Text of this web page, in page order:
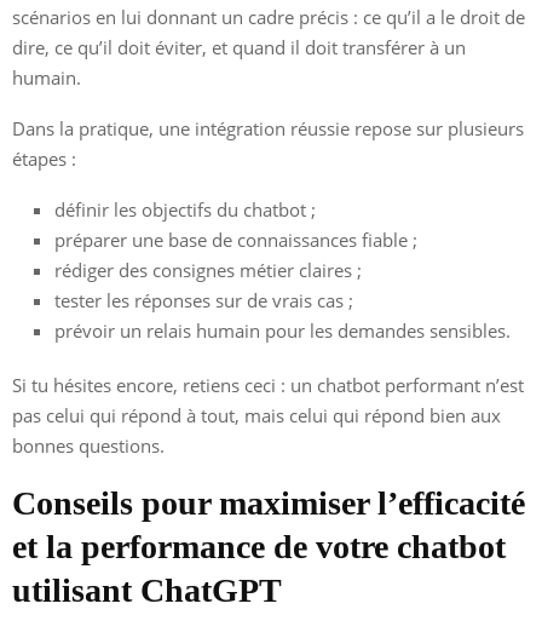
scénarios en lui donnant un cadre précis : ce qu’il a le droit de
dire, ce qu’il doit éviter, et quand il doit transférer à un
humain.
Dans la pratique, une intégration réussie repose sur plusieurs
étapes :
définir les objectifs du chatbot ;
préparer une base de connaissances fiable ;
rédiger des consignes métier claires ;
tester les réponses sur de vrais cas ;
prévoir un relais humain pour les demandes sensibles.
Si tu hésites encore, retiens ceci : un chatbot performant n’est
pas celui qui répond à tout, mais celui qui répond bien aux
bonnes questions.
Conseils pour maximiser l’efficacité
et la performance de votre chatbot
utilisant ChatGPT